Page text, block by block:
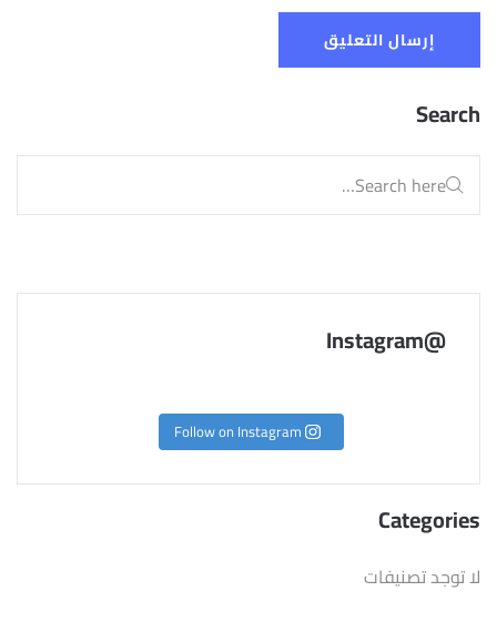
Search
@Instagram
Follow on Instagram
Categories
لا توجد تصنيفات